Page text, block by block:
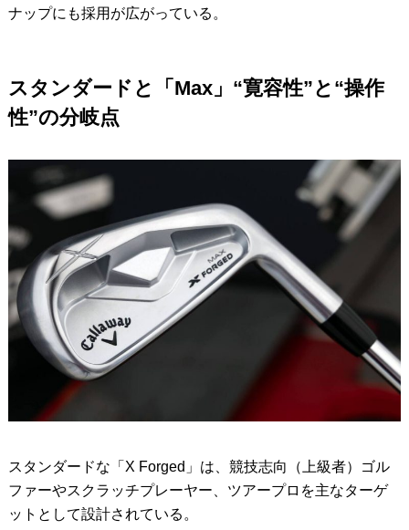
ナップにも採用が広がっている。
スタンダードと「Max」“寛容性”と“操作
性”の分岐点
スタンダードな「X Forged」は、競技志向（上級者）ゴル
ファーやスクラッチプレーヤー、ツアープロを主なターゲ
ットとして設計されている。